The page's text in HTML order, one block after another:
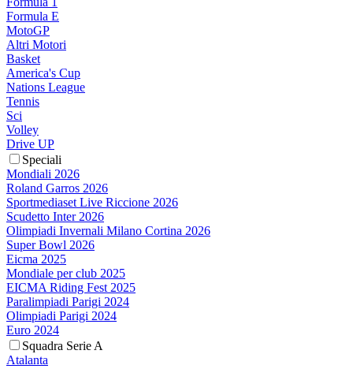
Formula E
MotoGP
Altri Motori
Basket
America's Cup
Nations League
Tennis
Sci
Volley
Drive UP
Speciali
Mondiali 2026
Roland Garros 2026
Sportmediaset Live Riccione 2026
Scudetto Inter 2026
Olimpiadi Invernali Milano Cortina 2026
Super Bowl 2026
Eicma 2025
Mondiale per club 2025
EICMA Riding Fest 2025
Paralimpiadi Parigi 2024
Olimpiadi Parigi 2024
Euro 2024
Squadra Serie A
Atalanta